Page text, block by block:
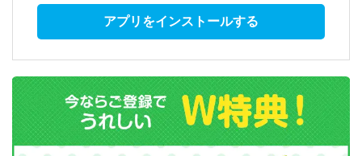
アプリをインストールする